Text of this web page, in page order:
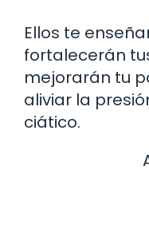
Ellos te
fortalecerán
mejorarán tu
aliviar la
ciático.